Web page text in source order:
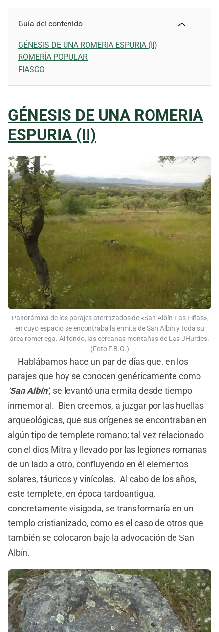
Guía del contenido
GÉNESIS DE UNA ROMERIA ESPURIA (II)
ROMERÍA POPULAR
FIASCO
GÉNESIS DE UNA ROMERIA
ESPURIA (II)
Panorámica de los parajes aterrazados de «San Albín-Las Fiñas»,
en cuyo espacio se encontraba la ermita de San Albín y toda su
área romeriega. Al fondo, las cercanas montañas de Las JHurdes.
(Foto:F.B.G.)
Hablábamos hace un par de días que, en los
parajes que hoy se conocen genéricamente como
‘San Albín’, se levantó una ermita desde tiempo
inmemorial. Bien creemos, a juzgar por las huellas
arqueológicas, que sus orígenes se encontraban en
algún tipo de templete romano; tal vez relacionado
con el dios Mitra y llevado por las legiones romanas
de un lado a otro, confluyendo en él elementos
solares, táuricos y vinícolas. Al cabo de los años,
este templete, en época tardoantigua,
concretamente visigoda, se transformaría en un
templo cristianizado, como es el caso de otros que
también se colocaron bajo la advocación de San
Albín.